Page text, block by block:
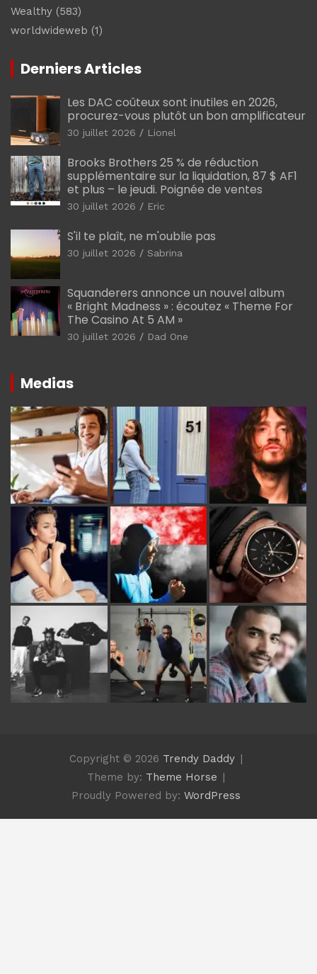
Wealthy (583)
worldwideweb (1)
Derniers Articles
Les DAC coûteux sont inutiles en 2026,
procurez-vous plutôt un bon amplificateur
30 juillet 2026 Lionel
Brooks Brothers 25 % de réduction
supplémentaire sur la liquidation, 87 $ AF1
et plus – le jeudi. Poignée de ventes
30 juillet 2026 Eric
S'il te plaît, ne m'oublie pas
30 juillet 2026 Sabrina
Squanderers annonce un nouvel album
« Bright Madness » : écoutez « Theme For
The Casino At 5 AM »
30 juillet 2026 Dad One
Medias
Copyright © 2026 Trendy Daddy
Theme by: Theme Horse
Proudly Powered by: WordPress